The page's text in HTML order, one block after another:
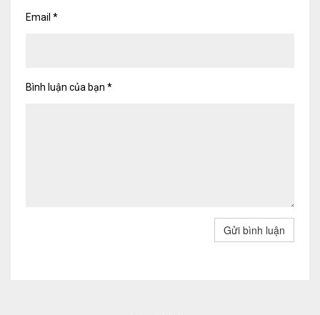
Email *
Bình luận của bạn *
Gửi bình luận